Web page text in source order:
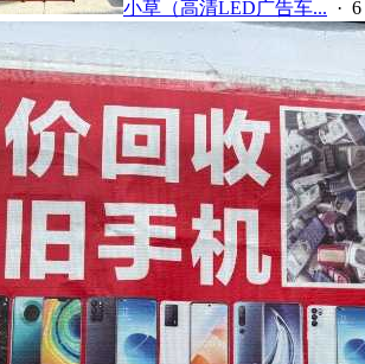
小草（高清LED广告车... ·